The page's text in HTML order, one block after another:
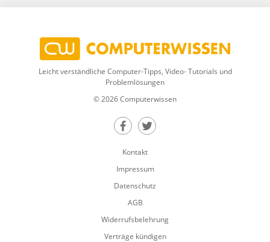
Leicht verständliche Computer-Tipps, Video- Tutorials und
Problemlösungen
© 2026 Computerwissen
Teilen auf Facebook
Teilen auf Twitter
Kontakt
Impressum
Datenschutz
AGB
Widerrufsbelehrung
Verträge kündigen